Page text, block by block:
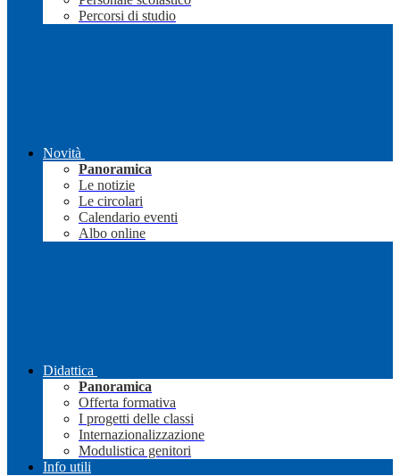
Percorsi di studio
Novità
Panoramica
Le notizie
Le circolari
Calendario eventi
Albo online
Didattica
Panoramica
Offerta formativa
I progetti delle classi
Internazionalizzazione
Modulistica genitori
Info utili